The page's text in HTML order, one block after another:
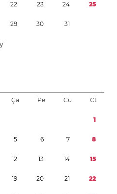
22 23 24 25
29 30 31
Ça Pe Cu Ct
1
5 6 7 8
12 13 14 15
19 20 21 22